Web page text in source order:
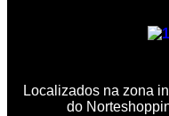
Localizados na zona
do